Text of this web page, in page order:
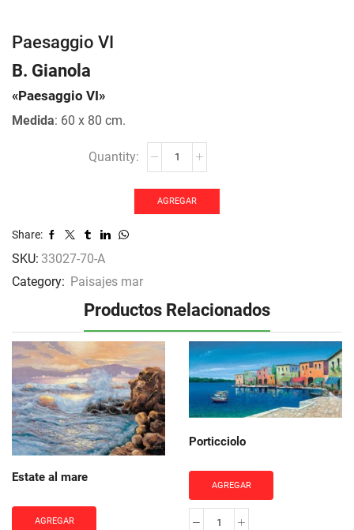
Paesaggio VI
B. Gianola
«Paesaggio VI»
Medida: 60 x 80 cm.
AGREGAR
Share:
SKU: 33027-70-A
Category: Paisajes mar
Productos Relacionados
Estate al mare
AGREGAR
Porticciolo
AGREGAR